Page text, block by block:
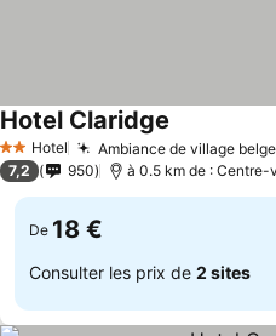
2 Étoiles
Hotel Ambiance de village
Hotel Claridge
7,2 950 à 0.5 km de : Centre-
De 18 €
Consulter les prix de 2 sites